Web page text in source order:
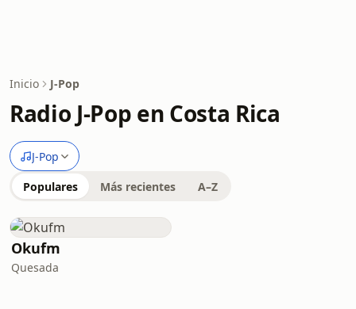
Inicio J-Pop
Radio J-Pop en Costa Rica
J-Pop
Populares Más recientes A–Z
Okufm
Quesada